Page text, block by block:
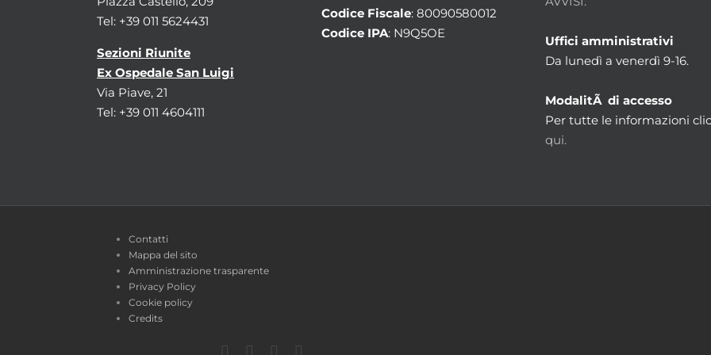
Tel: +39 011 5624431
Sezioni Riunite
Ex Ospedale San Luigi
Via Piave, 21
Tel: +39 011 4604111
Codice Fiscale: 80090580012
Codice IPA: N9Q5OE
Uffici amministrativi
Da lunedì a venerdì 9-16.
ModalitÃ di accesso
Per tutte le informazioni
qui.
Contatti
Mappa del sito
Amministrazione trasparente
Privacy Policy
Cookie policy
Credits
Facebook
TwitterYouTube